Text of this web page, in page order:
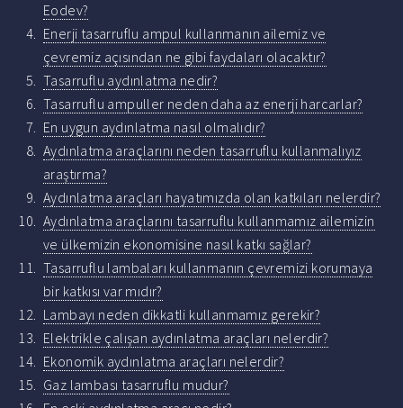
Eodev?
Enerji tasarruflu ampul kullanmanın ailemiz ve
çevremiz açısından ne gibi faydaları olacaktır?
Tasarruflu aydınlatma nedir?
Tasarruflu ampuller neden daha az enerji harcarlar?
En uygun aydınlatma nasıl olmalıdır?
Aydınlatma araçlarını neden tasarruflu kullanmalıyız
araştırma?
Aydınlatma araçları hayatımızda olan katkıları nelerdir?
Aydınlatma araçlarını tasarruflu kullanmamız ailemizin
ve ülkemizin ekonomisine nasıl katkı sağlar?
Tasarruflu lambaları kullanmanın çevremizi korumaya
bir katkısı var mıdır?
Lambayı neden dikkatli kullanmamız gerekir?
Elektrikle çalışan aydınlatma araçları nelerdir?
Ekonomik aydınlatma araçları nelerdir?
Gaz lambası tasarruflu mudur?